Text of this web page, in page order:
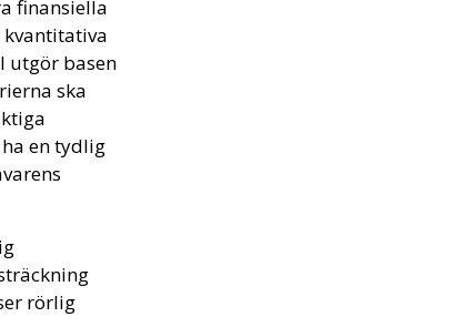
finansiella
kvantitativa
utgör basen
ska
en tydlig
rörlig